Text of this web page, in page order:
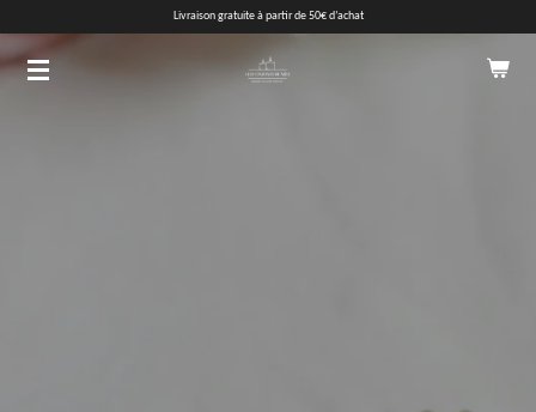
contenu
Livraison gratuite à partir de 50€ d’achat